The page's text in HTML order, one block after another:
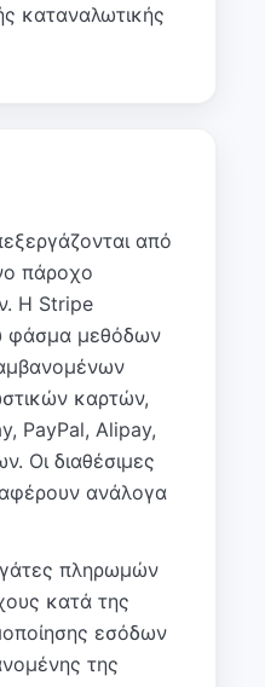
καταναλωτικής
από
πάροχο
Η Stripe
φάσμα μεθόδων
καρτών,
PayPal, Alipay,
Οι διαθέσιμες
ανάλογα
πληρωμών
κατά της
εσόδων
της